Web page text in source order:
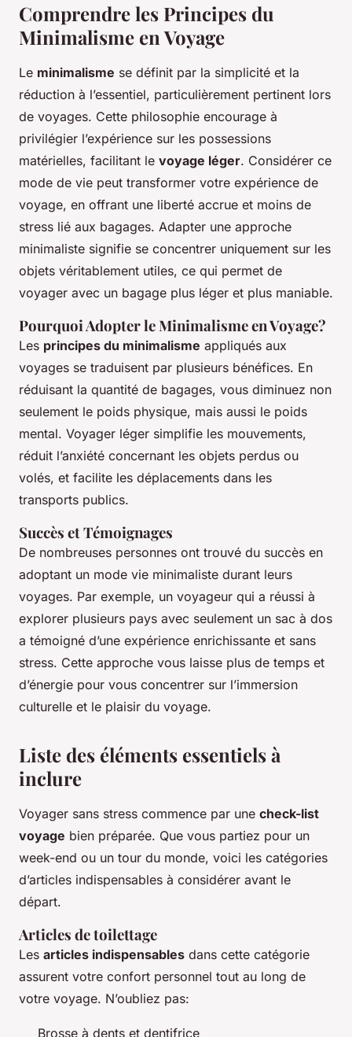
Comprendre les Principes du
Minimalisme en Voyage
Le minimalisme se définit par la simplicité et la
réduction à l’essentiel, particulièrement pertinent lors
de voyages. Cette philosophie encourage à
privilégier l’expérience sur les possessions
matérielles, facilitant le voyage léger. Considérer ce
mode de vie peut transformer votre expérience de
voyage, en offrant une liberté accrue et moins de
stress lié aux bagages. Adapter une approche
minimaliste signifie se concentrer uniquement sur les
objets véritablement utiles, ce qui permet de
voyager avec un bagage plus léger et plus maniable.
Pourquoi Adopter le Minimalisme en Voyage?
Les principes du minimalisme appliqués aux
voyages se traduisent par plusieurs bénéfices. En
réduisant la quantité de bagages, vous diminuez non
seulement le poids physique, mais aussi le poids
mental. Voyager léger simplifie les mouvements,
réduit l’anxiété concernant les objets perdus ou
volés, et facilite les déplacements dans les
transports publics.
Succès et Témoignages
De nombreuses personnes ont trouvé du succès en
adoptant un mode vie minimaliste durant leurs
voyages. Par exemple, un voyageur qui a réussi à
explorer plusieurs pays avec seulement un sac à dos
a témoigné d’une expérience enrichissante et sans
stress. Cette approche vous laisse plus de temps et
d’énergie pour vous concentrer sur l’immersion
culturelle et le plaisir du voyage.
Liste des éléments essentiels à
inclure
Voyager sans stress commence par une check-list
voyage bien préparée. Que vous partiez pour un
week-end ou un tour du monde, voici les catégories
d’articles indispensables à considérer avant le
départ.
Articles de toilettage
Les articles indispensables dans cette catégorie
assurent votre confort personnel tout au long de
votre voyage. N’oubliez pas:
Brosse à dents et dentifrice